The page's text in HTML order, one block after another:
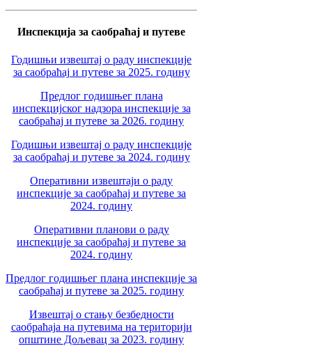
Инспекција за саобраћај и путеве
Годишњи извештај о раду инспекције
за саобраћај и путеве за 2025. годину
Предлог годишњег плана
инспекцијског надзора инспекције за
саобраћај и путеве за 2026. годину
Годишњи извештај о раду инспекције
за саобраћај и путеве за 2024. годину
Оперативни извештаји о раду
инспекције за саобраћај и путеве за
2024. годину
Оперативни планови о раду
инспекције за саобраћај и путеве за
2024. годину
Предлог годишњег плана инспекције за
саобраћај и путеве за 2025. годину
Извештај о стању безбедности
саобраћаја на путевима на територији
општине Дољевац за 2023. годину